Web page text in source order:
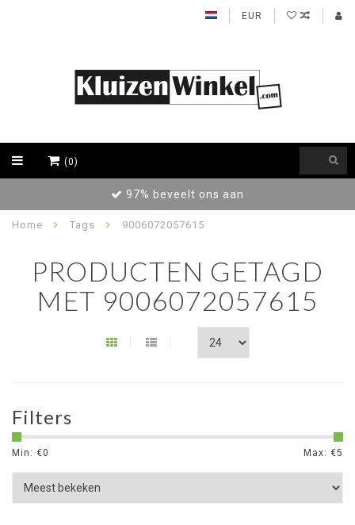
EUR
(0)
97% beveelt ons aan
Home Tags 9006072057615
PRODUCTEN GETAGD
MET 9006072057615
Filters
Min: €0 Max: €5